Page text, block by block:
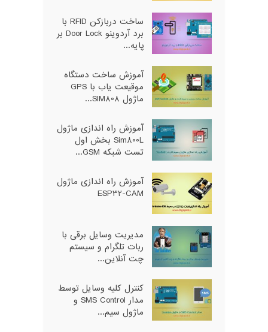
ساخت دربازکن RFID با
برد آردوینو Door Lock بر
پایه...
آموزش ساخت دستگاه
موقیعت یاب با GPS
ماژول SIM808...
آموزش راه اندازی ماژول
Sim800L بخش اول
تست شبکه GSM...
آموزش راه اندازی ماژول
ESP32-CAM
مدیریت وسایل برقی با
ربات تلگرام و سیستم
چت آنلاین...
کنترل کلیه وسایل توسط
مدار SMS Control و
ماژول سیم...